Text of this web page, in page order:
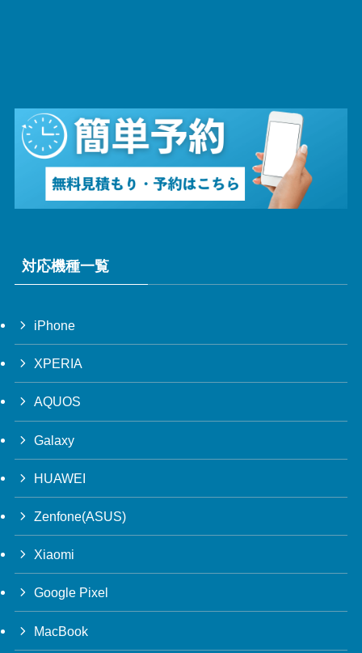
対応機種一覧
iPhone
XPERIA
AQUOS
Galaxy
HUAWEI
Zenfone(ASUS)
Xiaomi
Google Pixel
MacBook